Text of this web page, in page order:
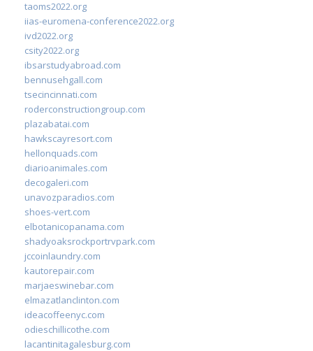
taoms2022.org
iias-euromena-conference2022.org
ivd2022.org
csity2022.org
ibsarstudyabroad.com
bennusehgall.com
tsecincinnati.com
roderconstructiongroup.com
plazabatai.com
hawkscayresort.com
hellonquads.com
diarioanimales.com
decogaleri.com
unavozparadios.com
shoes-vert.com
elbotanicopanama.com
shadyoaksrockportrvpark.com
jccoinlaundry.com
kautorepair.com
marjaeswinebar.com
elmazatlanclinton.com
ideacoffeenyc.com
odieschillicothe.com
lacantinitagalesburg.com